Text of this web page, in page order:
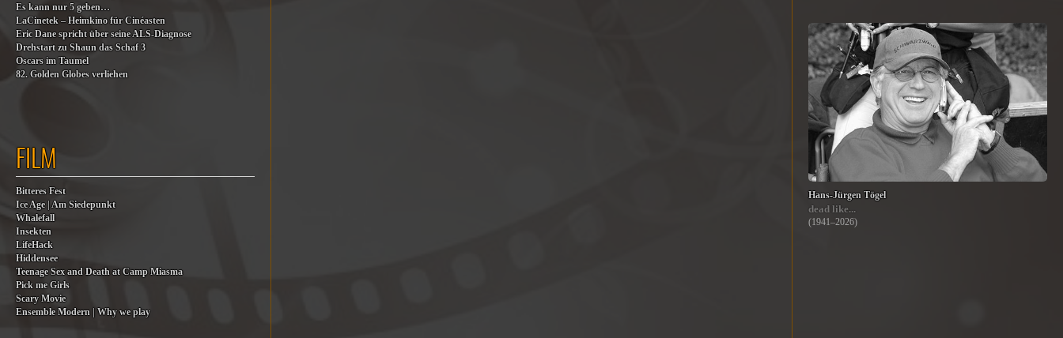
Es kann nur 5 geben…
LaCinetek – Heimkino für Cinéasten
Eric Dane spricht über seine ALS-Diagnose
Drehstart zu Shaun das Schaf 3
Oscars im Taumel
82. Golden Globes verliehen
FILM
Bitteres Fest
Ice Age | Am Siedepunkt
Whalefall
Insekten
LifeHack
Hiddensee
Teenage Sex and Death at Camp Miasma
Pick me Girls
Scary Movie
Ensemble Modern | Why we play
Hans-Jürgen Tögel
dead like...
(1941–2026)